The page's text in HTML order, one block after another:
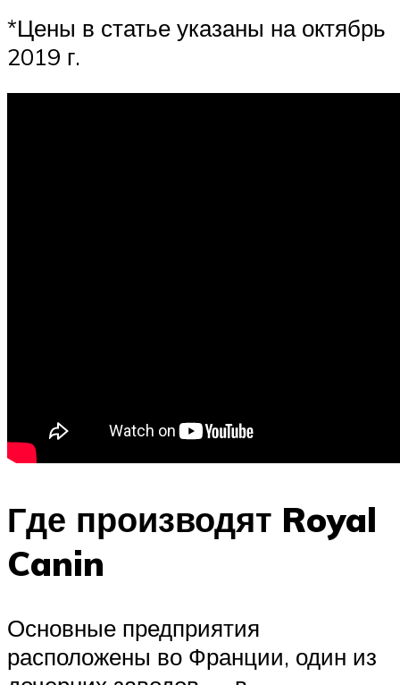
*Цены в статье указаны на октябрь
2019 г.
Где производят Royal
Canin
Основные предприятия
расположены во Франции, один из